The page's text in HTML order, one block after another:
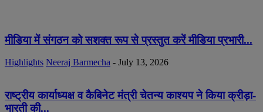
मीडिया में संगठन को सशक्त रूप से प्रस्तुत करें मीडिया प्रभारी...
Highlights Neeraj Barmecha - July 13, 2026
राष्ट्रीय कार्याध्यक्ष व कैबिनेट मंत्री चेतन्य काश्यप ने किया क्रीड़ा-
भारती की...